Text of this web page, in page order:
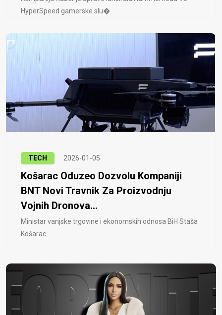
HyperSpeed ​​gamerske slu�..
TECH 2026-01-05
Košarac Oduzeo Dozvolu Kompaniji
BNT Novi Travnik Za Proizvodnju
Vojnih Dronova...
Ministar vanjske trgovine i ekonomskih odnosa BiH Staša
Košarac..